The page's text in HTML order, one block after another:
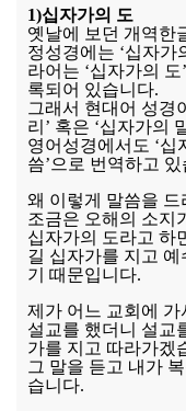
1)십자가의 도
옛날에 보던 개역한
정성경에는 ‘십자가
라어는 ‘십자가의 도
록되어 있습니다.
그래서 현대어 성경
리’ 혹은 ‘십자가의
영어성경에서도 ‘십
씀’으로 번역하고
왜 이렇게 말씀을 드
조금은 오해의 소지
십자가의 도라고 하
길 십자가를 지고
기 때문입니다.
제가 어느 교회에
설교를 했더니 설교
가를 지고 따라가겠
그 말을 듣고 내가
습니다.